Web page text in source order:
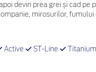
devin prea grei și cad pe
mirosurilor, fumului
Active ST-Line